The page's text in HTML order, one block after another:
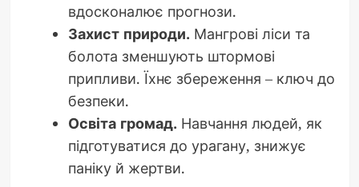
вдосконалює прогнози.
Захист природи. Мангрові ліси та
болота зменшують штормові
припливи. Їхнє збереження – ключ до
безпеки.
Освіта громад. Навчання людей, як
підготуватися до урагану, знижує
паніку й жертви.